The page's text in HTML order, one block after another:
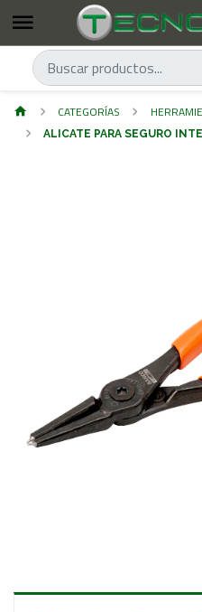
CATEGORÍAS
ALICATE PARA SEGURO